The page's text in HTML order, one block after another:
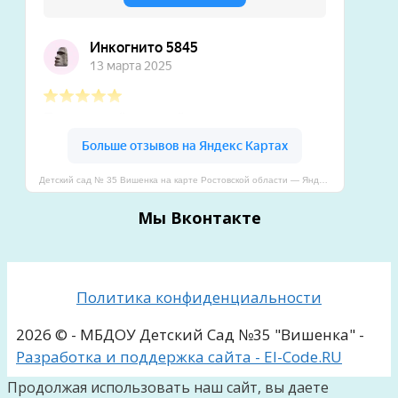
Мы Вконтакте
Политика конфиденциальности
2026 © - МБДОУ Детский Сад №35 "Вишенка" -
Разработка и поддержка сайта - El-Code.RU
Продолжая использовать наш сайт, вы даете